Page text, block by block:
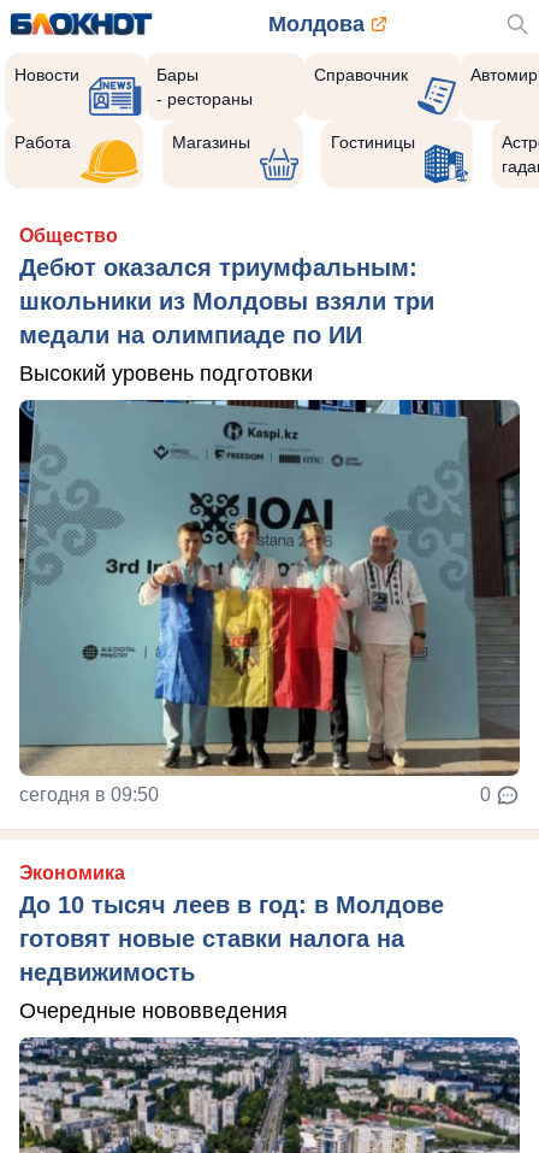
Молдова
Новости
Бары
- рестораны
Справочник Автомир
Работа Магазины Гостиницы
Общество
Дебют оказался триумфальным:
школьники из Молдовы взяли три
медали на олимпиаде по ИИ
Высокий уровень подготовки
сегодня в 09:50 0
Экономика
До 10 тысяч леев в год: в Молдове
готовят новые ставки налога на
недвижимость
Очередные нововведения